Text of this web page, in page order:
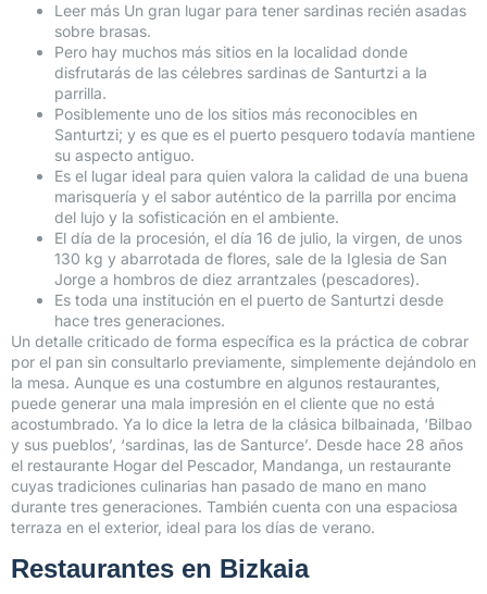
Leer más Un gran lugar para tener sardinas recién asadas
sobre brasas.
Pero hay muchos más sitios en la localidad donde
disfrutarás de las célebres sardinas de Santurtzi a la
parrilla.
Posiblemente uno de los sitios más reconocibles en
Santurtzi; y es que es el puerto pesquero todavía mantiene
su aspecto antiguo.
Es el lugar ideal para quien valora la calidad de una buena
marisquería y el sabor auténtico de la parrilla por encima
del lujo y la sofisticación en el ambiente.
El día de la procesión, el día 16 de julio, la virgen, de unos
130 kg y abarrotada de flores, sale de la Iglesia de San
Jorge a hombros de diez arrantzales (pescadores).
Es toda una institución en el puerto de Santurtzi desde
hace tres generaciones.
Un detalle criticado de forma específica es la práctica de cobrar
por el pan sin consultarlo previamente, simplemente dejándolo en
la mesa. Aunque es una costumbre en algunos restaurantes,
puede generar una mala impresión en el cliente que no está
acostumbrado. Ya lo dice la letra de la clásica bilbainada, ‘Bilbao
y sus pueblos’, ‘sardinas, las de Santurce’. Desde hace 28 años
el restaurante Hogar del Pescador, Mandanga, un restaurante
cuyas tradiciones culinarias han pasado de mano en mano
durante tres generaciones. También cuenta con una espaciosa
terraza en el exterior, ideal para los días de verano.
Restaurantes en Bizkaia